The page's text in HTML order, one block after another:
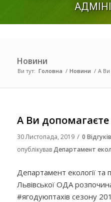
Новини
Ви тут: Головна / Новини / А Ви
А Ви
30 Листопада, 2019 / 0 Відгуків
опублікувавДепартамент
Департамент екології та
Львівської ОДА
#ягодуюптахів сезону